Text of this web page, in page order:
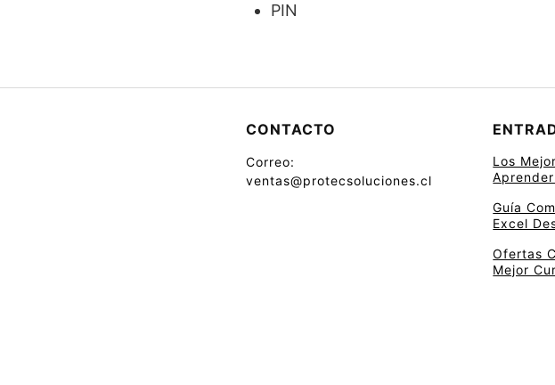
PIN
CONTACTO
Correo:
ventas@protecsoluciones.cl
Los
Guía
Excel
Ofertas
Mejor